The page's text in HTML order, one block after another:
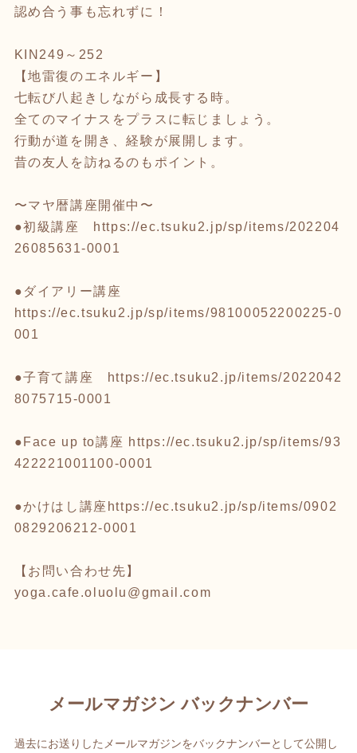
認め合う事も忘れずに！
KIN249～252
【地雷復のエネルギー】
七転び八起きしながら成長する時。
全てのマイナスをプラスに転じましょう。
行動が道を開き、経験が展開します。
昔の友人を訪ねるのもポイント。
〜マヤ暦講座開催中〜
●初級講座
https://ec.tsuku2.jp/sp/items/202204
26085631-0001
●ダイアリー講座
https://ec.tsuku2.jp/sp/items/98100052200225-0
001
●子育て講座
https://ec.tsuku2.jp/items/2022042
8075715-0001
●Face up to講座 https://ec.tsuku2.jp/sp/items/93
422221001100-0001
●かけはし講座 https://ec.tsuku2.jp/sp/items/0902
0829206212-0001
【お問い合わせ先】
yoga.cafe.oluolu@gmail.com
メールマガジン バックナンバー
過去にお送りしたメールマガジンをバックナンバーとして公開し